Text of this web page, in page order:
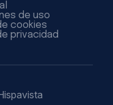
de uso
cookies
privacidad